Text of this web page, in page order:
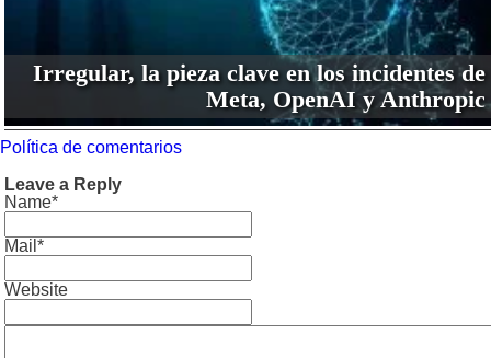
Irregular, la pieza clave en los incidentes de
Meta, OpenAI y Anthropic
Política de comentarios
Leave a Reply
Name*
Mail*
Website